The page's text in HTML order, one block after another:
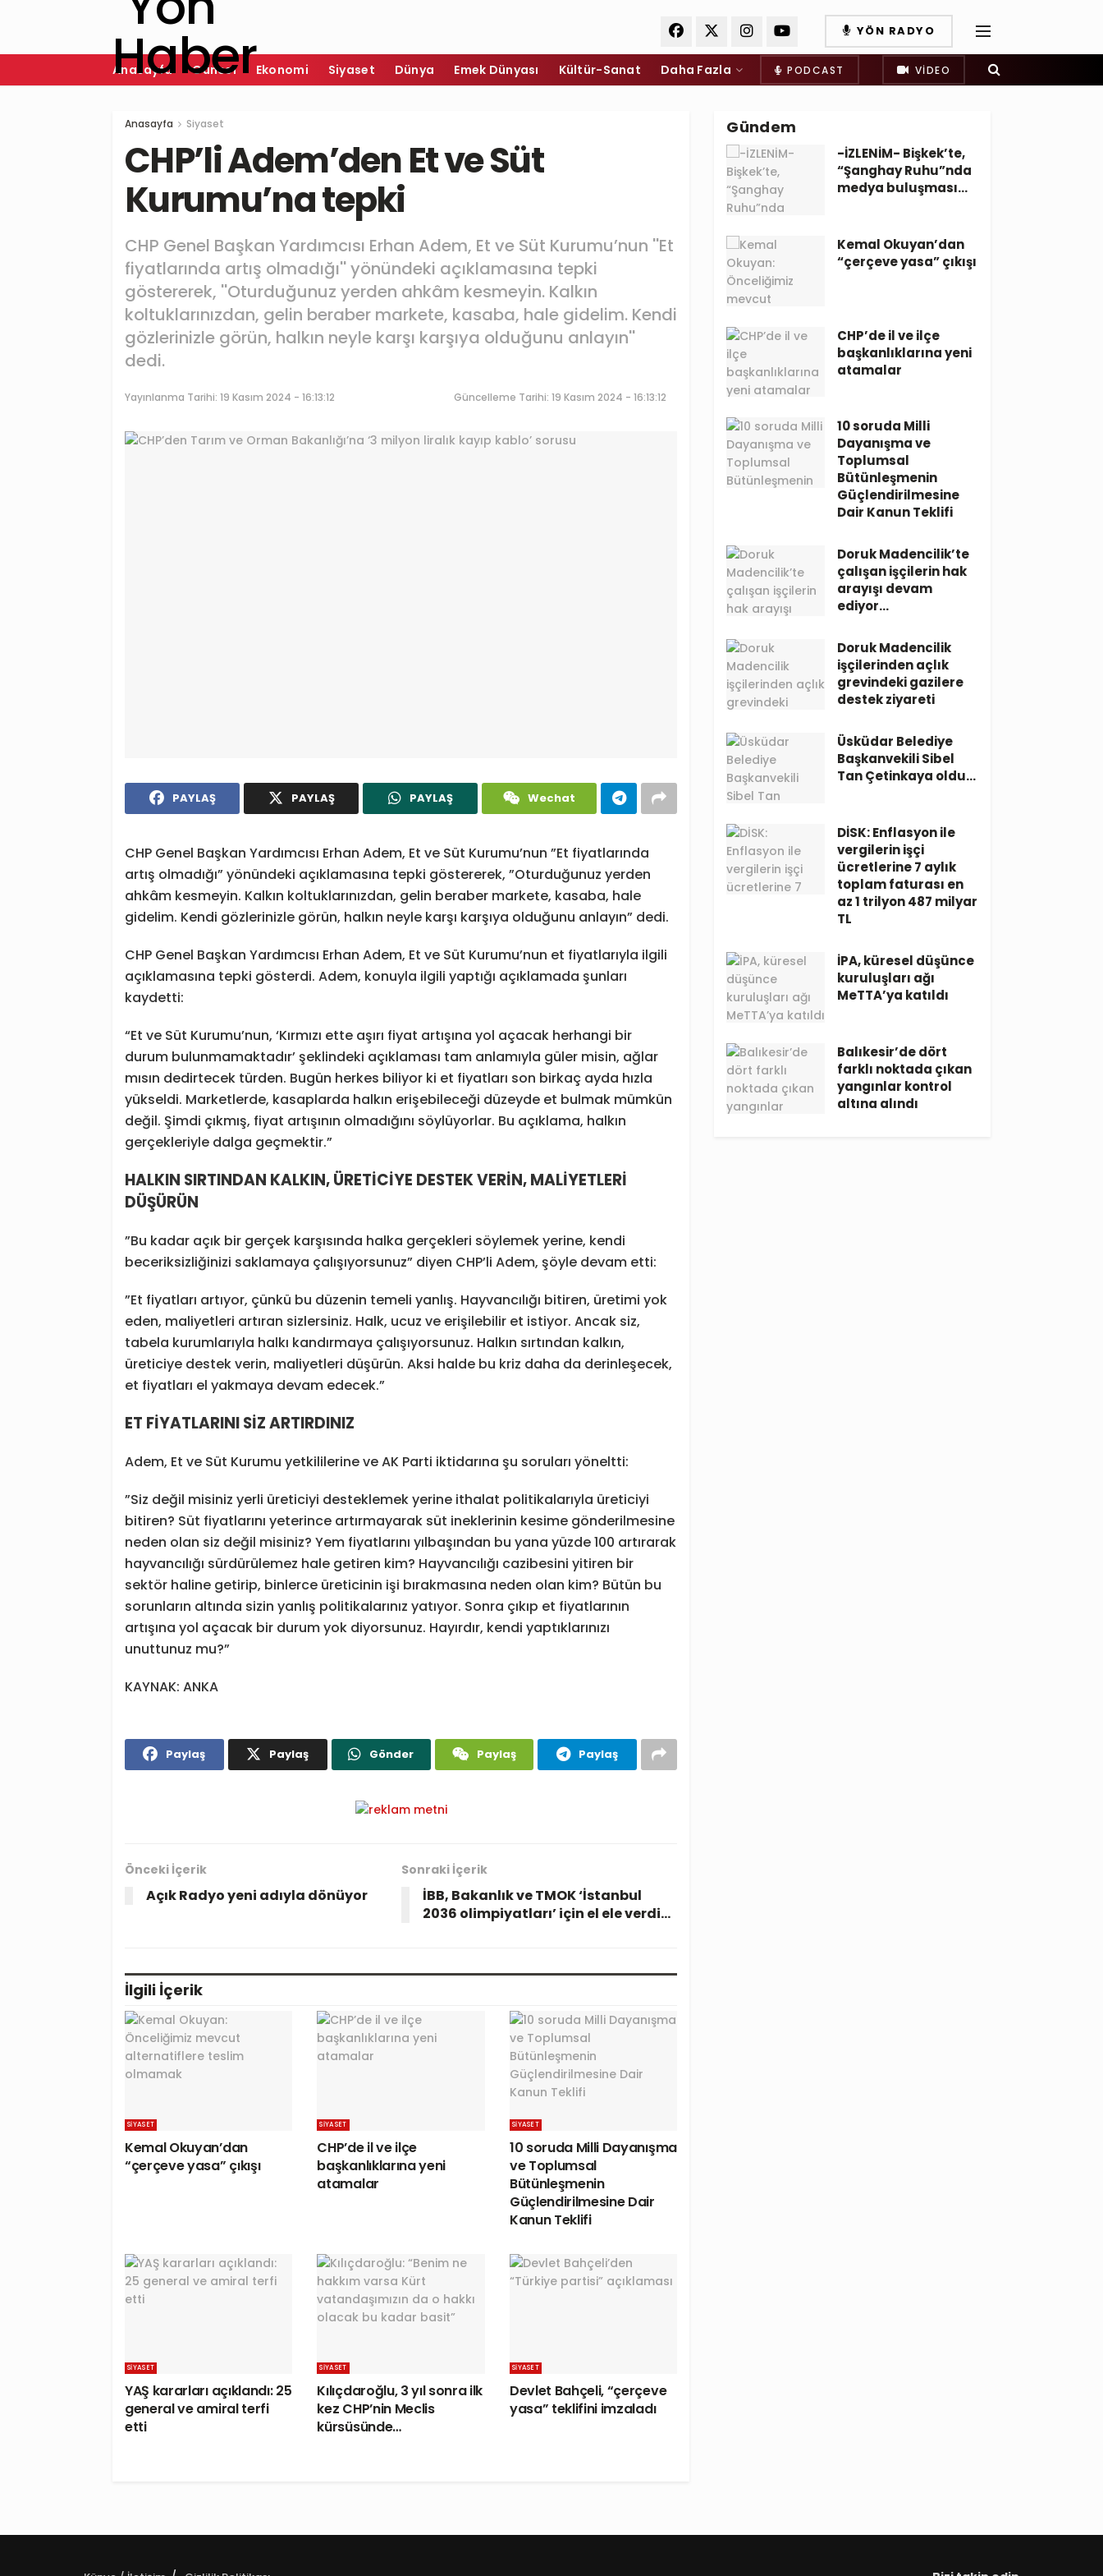
YÖN RADYO
Anasayfa Güncel Ekonomi Siyaset Dünya Emek Dünyası Kültür-Sanat Daha Fazla PODCAST VIDEO
Anasayfa Siyaset
CHP’li Adem’den Et ve Süt
Kurumu’na tepki
CHP Genel Başkan Yardımcısı Erhan Adem, Et ve Süt Kurumu’nun ''Et
fiyatlarında artış olmadığı'' yönündeki açıklamasına tepki
göstererek, ''Oturduğunuz yerden ahkâm kesmeyin. Kalkın
koltuklarınızdan, gelin beraber markete, kasaba, hale gidelim. Kendi
gözlerinizle görün, halkın neyle karşı karşıya olduğunu anlayın''
dedi.
Yayınlanma Tarihi: 19 Kasım 2024 - 16:13:12 Güncelleme Tarihi: 19 Kasım 2024 - 16:13:12
PAYLAŞ PAYLAŞ PAYLAŞ Wechat
CHP Genel Başkan Yardımcısı Erhan Adem, Et ve Süt Kurumu’nun ”Et fiyatlarında
artış olmadığı” yönündeki açıklamasına tepki göstererek, ”Oturduğunuz yerden
ahkâm kesmeyin. Kalkın koltuklarınızdan, gelin beraber markete, kasaba, hale
gidelim. Kendi gözlerinizle görün, halkın neyle karşı karşıya olduğunu anlayın” dedi.
CHP Genel Başkan Yardımcısı Erhan Adem, Et ve Süt Kurumu’nun et fiyatlarıyla ilgili
açıklamasına tepki gösterdi. Adem, konuyla ilgili yaptığı açıklamada şunları
kaydetti:
“Et ve Süt Kurumu’nun, ‘Kırmızı ette aşırı fiyat artışına yol açacak herhangi bir
durum bulunmamaktadır’ şeklindeki açıklaması tam anlamıyla güler misin, ağlar
mısın dedirtecek türden. Bugün herkes biliyor ki et fiyatları son birkaç ayda hızla
yükseldi. Marketlerde, kasaplarda halkın erişebileceği düzeyde et bulmak mümkün
değil. Şimdi çıkmış, fiyat artışının olmadığını söylüyorlar. Bu açıklama, halkın
gerçekleriyle dalga geçmektir.”
HALKIN SIRTINDAN KALKIN, ÜRETİCİYE DESTEK VERİN, MALİYETLERİ
DÜŞÜRÜN
”Bu kadar açık bir gerçek karşısında halka gerçekleri söylemek yerine, kendi
beceriksizliğinizi saklamaya çalışıyorsunuz” diyen CHP’li Adem, şöyle devam etti:
”Et fiyatları artıyor, çünkü bu düzenin temeli yanlış. Hayvancılığı bitiren, üretimi yok
eden, maliyetleri artıran sizlersiniz. Halk, ucuz ve erişilebilir et istiyor. Ancak siz,
tabela kurumlarıyla halkı kandırmaya çalışıyorsunuz. Halkın sırtından kalkın,
üreticiye destek verin, maliyetleri düşürün. Aksi halde bu kriz daha da derinleşecek,
et fiyatları el yakmaya devam edecek.”
ET FİYATLARINI SİZ ARTIRDINIZ
Adem, Et ve Süt Kurumu yetkililerine ve AK Parti iktidarına şu soruları yöneltti:
”Siz değil misiniz yerli üreticiyi desteklemek yerine ithalat politikalarıyla üreticiyi
bitiren? Süt fiyatlarını yeterince artırmayarak süt ineklerinin kesime gönderilmesine
neden olan siz değil misiniz? Yem fiyatlarını yılbaşından bu yana yüzde 100 artırarak
hayvancılığı sürdürülemez hale getiren kim? Hayvancılığı cazibesini yitiren bir
sektör haline getirip, binlerce üreticinin işi bırakmasına neden olan kim? Bütün bu
sorunların altında sizin yanlış politikalarınız yatıyor. Sonra çıkıp et fiyatlarının
artışına yol açacak bir durum yok diyorsunuz. Hayırdır, kendi yaptıklarınızı
unuttunuz mu?”
KAYNAK: ANKA
Paylaş Paylaş Gönder Paylaş Paylaş
Önceki İçerik
Açık Radyo yeni adıyla dönüyor
Sonraki İçerik
İBB, Bakanlık ve TMOK ‘İstanbul
2036 olimpiyatları’ için el ele verdi…
İlgili İçerik
SIYASET
Kemal Okuyan’dan
“çerçeve yasa” çıkışı
SIYASET
CHP’de il ve ilçe
başkanlıklarına yeni
atamalar
SIYASET
10 soruda Milli Dayanışma
ve Toplumsal
Bütünleşmenin
Güçlendirilmesine Dair
Kanun Teklifi
SIYASET
YAŞ kararları açıklandı: 25
general ve amiral terfi
etti
SIYASET
Kılıçdaroğlu, 3 yıl sonra ilk
kez CHP’nin Meclis
kürsüsünde…
SIYASET
Devlet Bahçeli, “çerçeve
yasa” teklifini imzaladı
Gündem
-İZLENİM- Bişkek’te,
“Şanghay Ruhu”nda
medya buluşması…
Kemal Okuyan’dan
“çerçeve yasa” çıkışı
CHP’de il ve ilçe
başkanlıklarına yeni
atamalar
10 soruda Milli
Dayanışma ve
Toplumsal
Bütünleşmenin
Güçlendirilmesine
Dair Kanun Teklifi
Doruk Madencilik’te
çalışan işçilerin hak
arayışı devam
ediyor…
Doruk Madencilik
işçilerinden açlık
grevindeki gazilere
destek ziyareti
Üsküdar Belediye
Başkanvekili Sibel
Tan Çetinkaya oldu…
DİSK: Enflasyon ile
vergilerin işçi
ücretlerine 7 aylık
toplam faturası en
az 1 trilyon 487 milyar
TL
İPA, küresel düşünce
kuruluşları ağı
MeTTA’ya katıldı
Balıkesir’de dört
farklı noktada çıkan
yangınlar kontrol
altına alındı